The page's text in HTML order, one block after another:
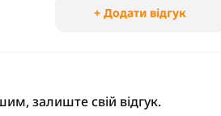
+ Додати відгук
залиште свій відгук.